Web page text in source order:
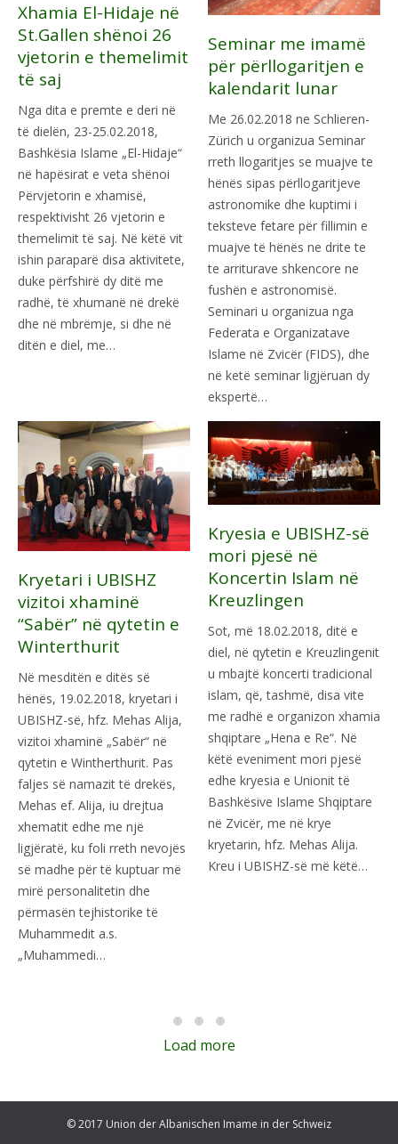
Xhamia El-Hidaje në
St.Gallen shënoi 26
vjetorin e themelimit
të saj
Nga dita e premte e deri në
të dielën, 23-25.02.2018,
Bashkësia Islame „El-Hidaje“
në hapësirat e veta shënoi
Përvjetorin e xhamisë,
respektivisht 26 vjetorin e
themelimit të saj. Në këtë vit
ishin paraparë disa aktivitete,
duke përfshirë dy ditë me
radhë, të xhumanë në drekë
dhe në mbrëmje, si dhe në
ditën e diel, me…
Seminar me imamë
për përllogaritjen e
kalendarit lunar
Me 26.02.2018 ne Schlieren-
Zürich u organizua Seminar
rreth llogaritjes se muajve te
hënës sipas përllogaritjeve
astronomike dhe kuptimi i
teksteve fetare për fillimin e
muajve të hënës ne drite te
te arriturave shkencore ne
fushën e astronomisë.
Seminari u organizua nga
Federata e Organizatave
Islame në Zvicër (FIDS), dhe
në ketë seminar ligjëruan dy
ekspertë…
Kryetari i UBISHZ
vizitoi xhaminë
“Sabër” në qytetin e
Winterthurit
Në mesditën e ditës së
hënës, 19.02.2018, kryetari i
UBISHZ-së, hfz. Mehas Alija,
vizitoi xhaminë „Sabër“ në
qytetin e Wintherthurit. Pas
faljes së namazit të drekës,
Mehas ef. Alija, iu drejtua
xhematit edhe me një
ligjëratë, ku foli rreth nevojës
së madhe për të kuptuar më
mirë personalitetin dhe
përmasën tejhistorike të
Muhammedit a.s.
„Muhammedi…
Kryesia e UBISHZ-së
mori pjesë në
Koncertin Islam në
Kreuzlingen
Sot, më 18.02.2018, ditë e
diel, në qytetin e Kreuzlingenit
u mbajtë koncerti tradicional
islam, që, tashmë, disa vite
me radhë e organizon xhamia
shqiptare „Hena e Re“. Në
këtë eveniment mori pjesë
edhe kryesia e Unionit të
Bashkësive Islame Shqiptare
në Zvicër, me në krye
kryetarin, hfz. Mehas Alija.
Kreu i UBISHZ-së më këtë…
Load more
© 2017 Union der Albanischen Imame in der Schweiz